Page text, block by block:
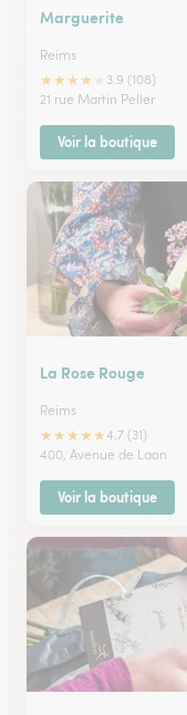
Marguerite
Reims
★★★★
3.9 (108)
21 rue Martin Peller
Voir la boutique
La Rose Rouge
Reims
★★★★★4.7 (31)
400, Avenue de Laon
Voir la boutique